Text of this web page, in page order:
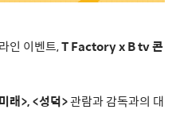
인 이벤트,T Factory x B tv콘
래>, <성덕>관람과 감독과의 대